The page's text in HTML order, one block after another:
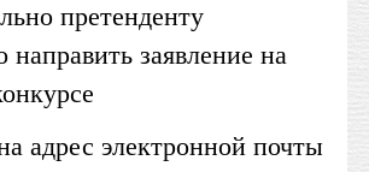
претенденту
направить заявление на
адрес электронной почты